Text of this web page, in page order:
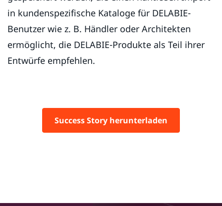
in kundenspezifische Kataloge für DELABIE-
Benutzer wie z. B. Händler oder Architekten
ermöglicht, die DELABIE-Produkte als Teil ihrer
Entwürfe empfehlen.
Success Story herunterladen